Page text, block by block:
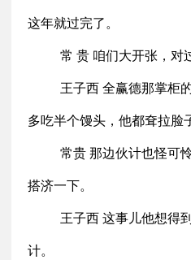
这年就过完了。
常 贵 咱们大开张，对
王子西 全赢德那掌柜
多吃半个馒头，他都耷拉脸
常贵 那边伙计也怪可
搭济一下。
王子西 这事儿他想得
计。